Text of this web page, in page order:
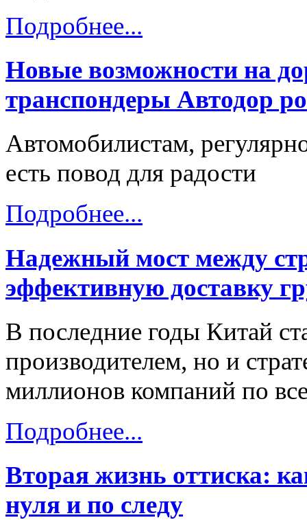
Подробнее...
Новые возможности на
транспондеры Автодор
Автомобилистам,
есть повод для радости
Подробнее...
Надежный мост между
эффективную доставку
В последние годы Китай
производителем, но и
миллионов компаний по
Подробнее...
Вторая жизнь оттиска:
нуля и по следу